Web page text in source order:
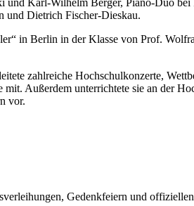
und Karl-Wilhelm Berger, Piano-Duo bei
und Dietrich Fischer-Dieskau.
in Berlin in der Klasse von Prof.
zahlreiche Hochschulkonzerte,
Außerdem unterrichtete sie an der
vor.
Gedenkfeiern und